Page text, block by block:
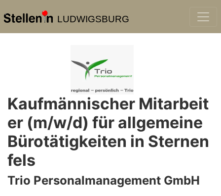
LUDWIGSBURG
Kaufmännischer Mitarbeit
er (m/w/d) für allgemeine
Bürotätigkeiten in Sternen
fels
Trio Personalmanagement GmbH